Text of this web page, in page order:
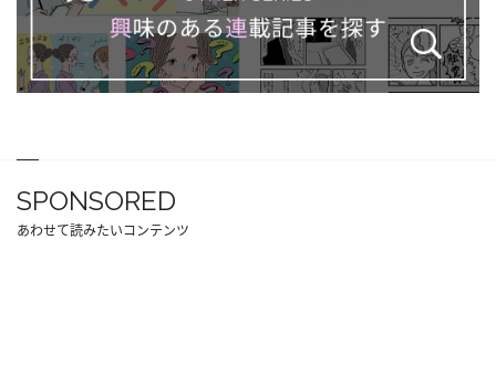
SPONSORED
あわせて読みたいコンテンツ